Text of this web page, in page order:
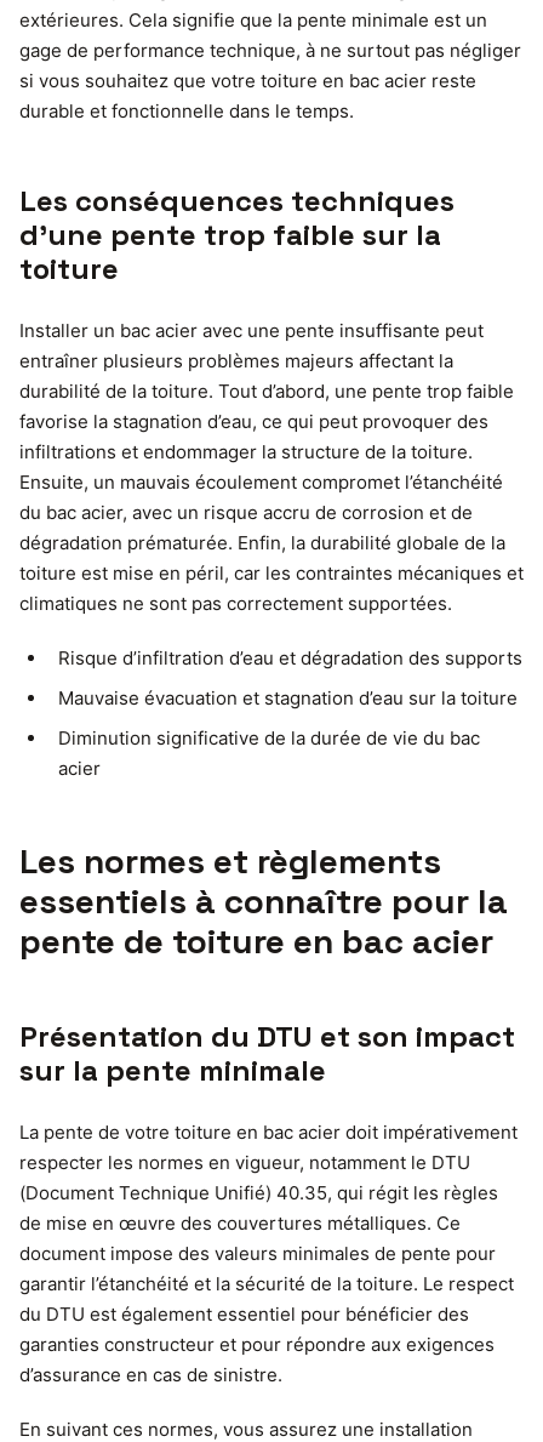
extérieures. Cela signifie que la pente minimale est un
gage de performance technique, à ne surtout pas négliger
si vous souhaitez que votre toiture en bac acier reste
durable et fonctionnelle dans le temps.
Les conséquences techniques
d’une pente trop faible sur la
toiture
Installer un bac acier avec une pente insuffisante peut
entraîner plusieurs problèmes majeurs affectant la
durabilité de la toiture. Tout d’abord, une pente trop faible
favorise la stagnation d’eau, ce qui peut provoquer des
infiltrations et endommager la structure de la toiture.
Ensuite, un mauvais écoulement compromet l’étanchéité
du bac acier, avec un risque accru de corrosion et de
dégradation prématurée. Enfin, la durabilité globale de la
toiture est mise en péril, car les contraintes mécaniques et
climatiques ne sont pas correctement supportées.
Risque d’infiltration d’eau et dégradation des supports
Mauvaise évacuation et stagnation d’eau sur la toiture
Diminution significative de la durée de vie du bac
acier
Les normes et règlements
essentiels à connaître pour la
pente de toiture en bac acier
Présentation du DTU et son impact
sur la pente minimale
La pente de votre toiture en bac acier doit impérativement
respecter les normes en vigueur, notamment le DTU
(Document Technique Unifié) 40.35, qui régit les règles
de mise en œuvre des couvertures métalliques. Ce
document impose des valeurs minimales de pente pour
garantir l’étanchéité et la sécurité de la toiture. Le respect
du DTU est également essentiel pour bénéficier des
garanties constructeur et pour répondre aux exigences
d’assurance en cas de sinistre.
En suivant ces normes, vous assurez une installation